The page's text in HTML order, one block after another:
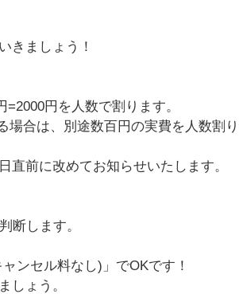
きましょう！
円を人数で割ります。
合は、別途数百円の実費を人数割り
直前に改めてお知らせいたします。
断します。
ンセル料なし)」でOKです！
しょう。